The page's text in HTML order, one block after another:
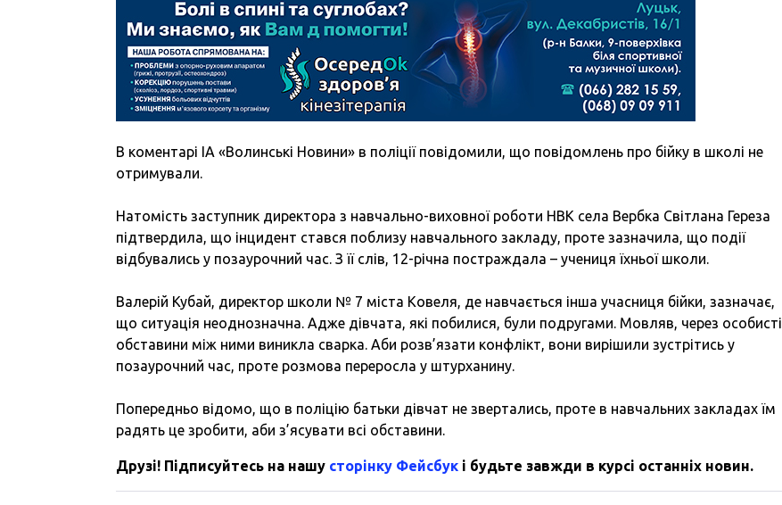
В коментарі ІА «Волинські Новини» в поліції повідомили, що повідомлень про бійку в школі не
отримували.
Натомість заступник директора з навчально-виховної роботи НВК села Вербка Світлана Гереза
підтвердила, що інцидент стався поблизу навчального закладу, проте зазначила, що події
відбувались у позаурочний час. З її слів, 12-річна постраждала – учениця їхньої школи.
Валерій Кубай, директор школи № 7 міста Ковеля, де навчається інша учасниця бійки, зазначає,
що ситуація неоднозначна. Адже дівчата, які побилися, були подругами. Мовляв, через особисті
обставини між ними виникла сварка. Аби розв’язати конфлікт, вони вирішили зустрітись у
позаурочний час, проте розмова переросла у штурханину.
Попередньо відомо, що в поліцію батьки дівчат не звертались, проте в навчальних закладах їм
радять це зробити, аби з’ясувати всі обставини.
Друзі! Підписуйтесь на нашу сторінку Фейсбук і будьте завжди в курсі останніх новин.